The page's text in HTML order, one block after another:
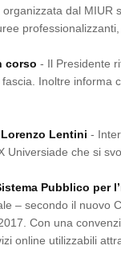
dal
corso - Il Presidente
Inoltre
Lentini -
Universiade che si
Pubblico per
– secondo il
Con una
online utilizzabili